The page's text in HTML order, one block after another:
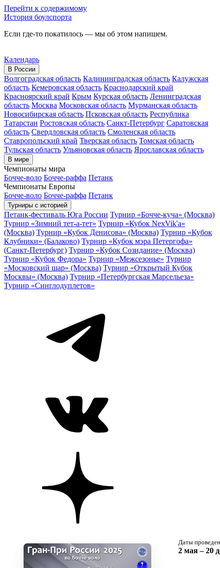
Перейти к содержимому
История боулспорта
Если где-то покатилось — мы об этом напишем.
Календарь
В России
Волгоградская область Калининградская область Калужская
область Кемеровская область Краснодарский край
Красноярский край Крым Курская область Ленинградская
область Москва Московская область Мурманская область
Новосибирская область Псковская область Республика
Татарстан Ростовская область Санкт-Петербург Саратовская
область Свердловская область Смоленская область
Ставропольский край Тверская область Томская область
Тульская область Ульяновская область Ярославская область
В мире
Чемпионаты мира
Бочче-воло Бочче-раффа Петанк
Чемпионаты Европы
Бочче-воло Бочче-раффа Петанк
Турниры с историей
Петанк-фестиваль Юга России Турнир «Бочче-куча» (Москва)
Турнир «Зимний тет-а-тет» Турнир «Кубок NexVik'a»
(Москва) Турнир «Кубок Денисова» (Москва) Турнир «Кубок
Клубники» (Балаково) Турнир «Кубок мэра Петергофа»
(Санкт-Петербург) Турнир «Кубок Созидание» (Москва)
Турнир «Кубок Федора» Турнир «Межсезонье» Турнир
«Московский шар» (Москва) Турнир «Открытый Кубок
Москвы» (Москва) Турнир «Петербургская Марсельеза»
Турнир «Синглодуплетов»
Даты
2 мая – 20